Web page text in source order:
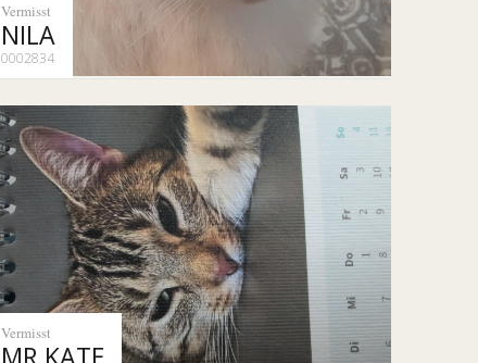
Vermisst
NILA
0002834
Vermisst